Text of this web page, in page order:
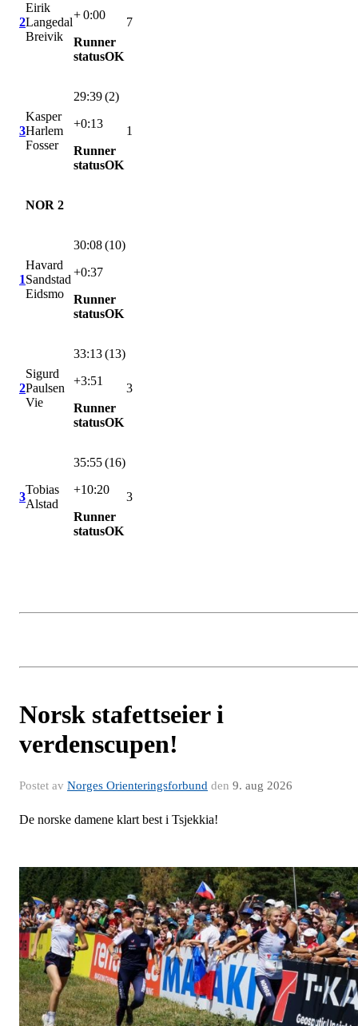
2
Eirik
Langedal
Breivik
+ 0:00
Runner
statusOK
7
3
Kasper
Harlem
Fosser
29:39 (2)
+0:13
Runner
statusOK
1
NOR 2
1
Havard
Sandstad
Eidsmo
30:08 (10)
+0:37
Runner
statusOK
2
Sigurd
Paulsen
Vie
33:13 (13)
+3:51
Runner
statusOK
3
3
Tobias
Alstad
35:55 (16)
+10:20
Runner
statusOK
3
Norsk stafettseier i
verdenscupen!
Postet av Norges Orienteringsforbund den 9. aug 2026
De norske damene klart best i Tsjekkia!